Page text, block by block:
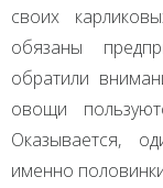
своих
обязаны
обратили
овощи
Оказывается,
именно